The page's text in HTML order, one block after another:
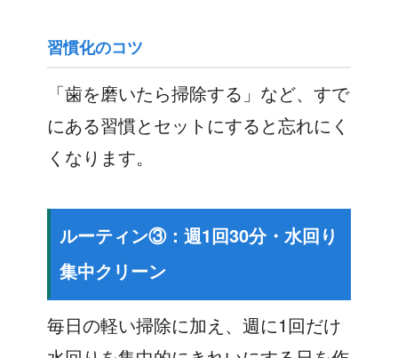
習慣化のコツ
「歯を磨いたら掃除する」など、すで
にある習慣とセットにすると忘れにく
くなります。
ルーティン③：週1回30分・水回り
集中クリーン
毎日の軽い掃除に加え、週に1回だけ